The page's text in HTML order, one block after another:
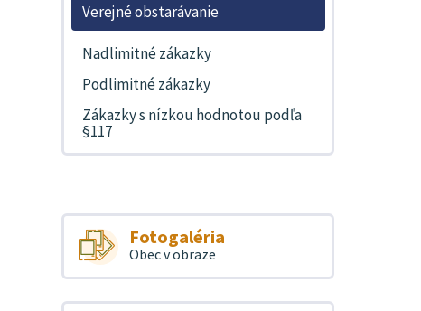
Verejné obstarávanie
Nadlimitné zákazky
Podlimitné zákazky
Zákazky s nízkou hodnotou podľa
§117
Fotogaléria
Obec v obraze